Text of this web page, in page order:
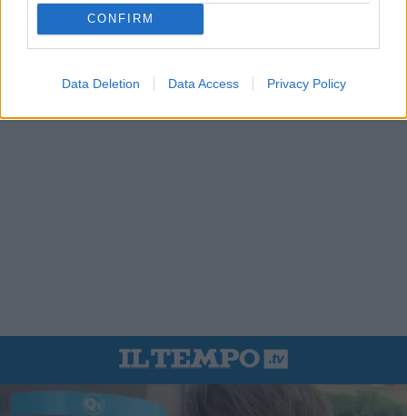
CONFIRM
Data Deletion Data Access Privacy Policy